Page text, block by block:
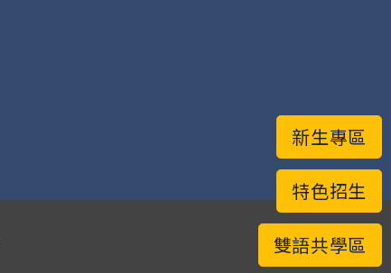
雙語共學區
特色招生
新生專區